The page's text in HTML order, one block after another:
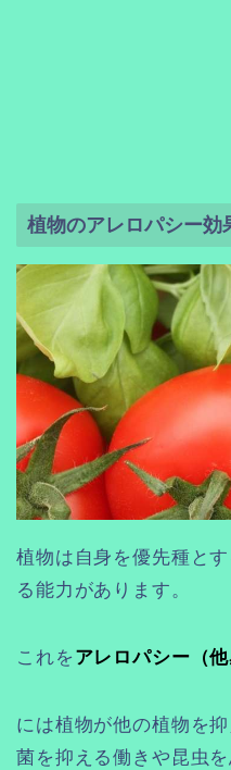
植物のアレロパシー効
植物は自身を優先種と
る能力があります。
これをアレロパシー（他
には植物が他の植物を
菌を抑える働きや昆虫